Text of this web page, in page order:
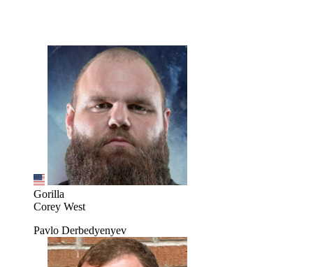
Gorilla
Corey West
Pavlo Derbedyenyev